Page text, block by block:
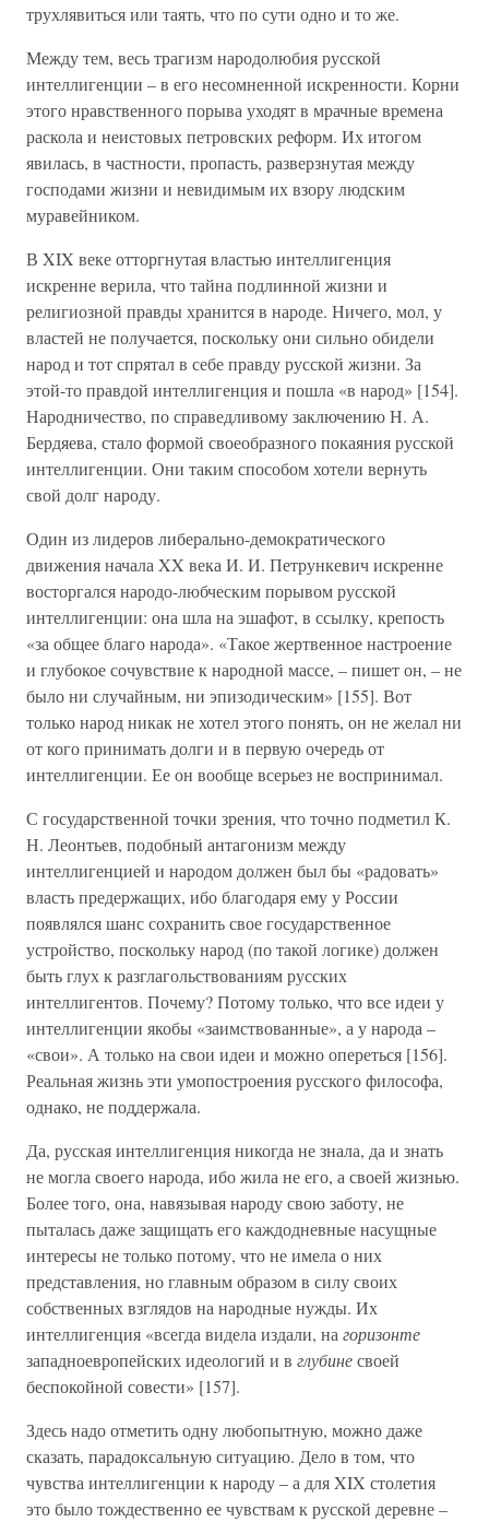
трухлявиться или таять, что по сути одно и то же.
Между тем, весь трагизм народолюбия русской
интеллигенции – в его несомненной искренности. Корни
этого нравственного порыва уходят в мрачные времена
раскола и неистовых петровских реформ. Их итогом
явилась, в частности, пропасть, разверзнутая между
господами жизни и невидимым их взору людским
муравейником.
В XIX веке отторгнутая властью интеллигенция
искренне верила, что тайна подлинной жизни и
религиозной правды хранится в народе. Ничего, мол, у
властей не получается, поскольку они сильно обидели
народ и тот спрятал в себе правду русской жизни. За
этой-то правдой интеллигенция и пошла «в народ» [154].
Народничество, по справедливому заключению Н. А.
Бердяева, стало формой своеобразного покаяния русской
интеллигенции. Они таким способом хотели вернуть
свой долг народу.
Один из лидеров либерально-демократического
движения начала XX века И. И. Петрункевич искренне
восторгался народо-любческим порывом русской
интеллигенции: она шла на эшафот, в ссылку, крепость
«за общее благо народа». «Такое жертвенное настроение
и глубокое сочувствие к народной массе, – пишет он, – не
было ни случайным, ни эпизодическим» [155]. Вот
только народ никак не хотел этого понять, он не желал ни
от кого принимать долги и в первую очередь от
интеллигенции. Ее он вообще всерьез не воспринимал.
С государственной точки зрения, что точно подметил К.
Н. Леонтьев, подобный антагонизм между
интеллигенцией и народом должен был бы «радовать»
власть предержащих, ибо благодаря ему у России
появлялся шанс сохранить свое государственное
устройство, поскольку народ (по такой логике) должен
быть глух к разглагольствованиям русских
интеллигентов. Почему? Потому только, что все идеи у
интеллигенции якобы «заимствованные», а у народа –
«свои». А только на свои идеи и можно опереться [156].
Реальная жизнь эти умопостроения русского философа,
однако, не поддержала.
Да, русская интеллигенция никогда не знала, да и знать
не могла своего народа, ибо жила не его, а своей жизнью.
Более того, она, навязывая народу свою заботу, не
пыталась даже защищать его каждодневные насущные
интересы не только потому, что не имела о них
представления, но главным образом в силу своих
собственных взглядов на народные нужды. Их
интеллигенция «всегда видела издали, на горизонте
западноевропейских идеологий и в глубинесвоей
беспокойной совести» [157].
Здесь надо отметить одну любопытную, можно даже
сказать, парадоксальную ситуацию. Дело в том, что
чувства интеллигенции к народу – а для XIX столетия
это было тождественно ее чувствам к русской деревне –